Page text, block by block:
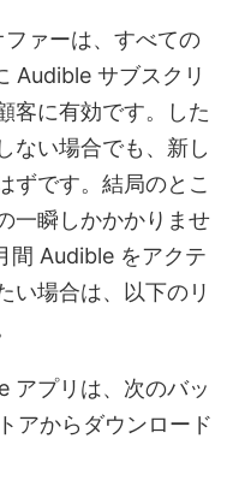
ァーは、すべての
Audible サブスクリ
客に有効です。した
ない場合でも、新し
ずです。結局のとこ
一瞬しかかかりませ
間 Audible をアクテ
い場合は、以下のリ
アプリは、次のバッ
アからダウンロード